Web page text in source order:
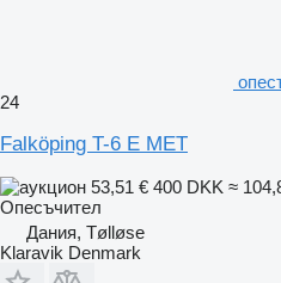
24
Falköping T-6 E MET
53,51 € 400 DKK ≈
Опесъчител
Дания, Tølløse
Klaravik Denmark